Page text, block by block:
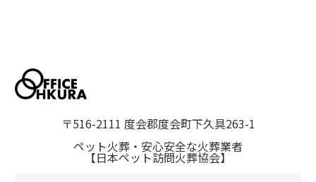
〒516-2111 度会郡度会町下久具263-1
ペット火葬・安心安全な火葬業者
【日本ペット訪問火葬協会】